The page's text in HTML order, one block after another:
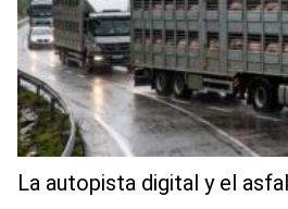
La autopista digital y el